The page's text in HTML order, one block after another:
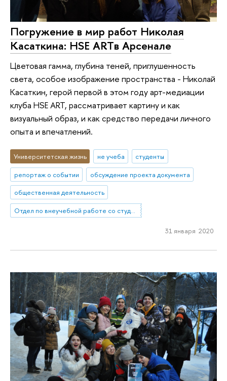
Погружение в мир работ Николая
Касаткина: HSE ARTв Арсенале
Цветовая гамма, глубина теней, приглушенность
света, особое изображение пространства - Николай
Касаткин, герой первой в этом году арт-медиации
клуба HSE ART, рассматривает картину и как
визуальный образ, и как средство передачи личного
опыта и впечатлений.
Университетская жизнь не учеба
студенты
репортаж о событии
обсуждение проекта документа
общественная деятельность
Отдел по внеучебной работе со студентами (Нижний Новгород)
31 января 2020